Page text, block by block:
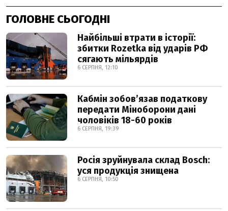
ГОЛОВНЕ СЬОГОДНІ
Найбільші втрати в історії:
збитки Rozetka від ударів РФ
сягають мільярдів
6 СЕРПНЯ, 12:10
Кабмін зобовʼязав податкову
передати Міноборони дані
чоловіків 18-60 років
6 СЕРПНЯ, 19:39
Росія зруйнувала склад Bosch:
уся продукція знищена
6 СЕРПНЯ, 10:50